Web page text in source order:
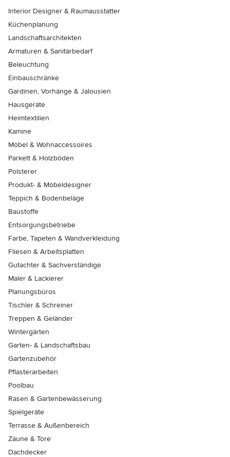
Interior Designer & Raumausstatter
Küchenplanung
Landschaftsarchitekten
Armaturen & Sanitärbedarf
Beleuchtung
Einbauschränke
Gardinen, Vorhänge & Jalousien
Hausgeräte
Heimtextilien
Kamine
Möbel & Wohnaccessoires
Parkett & Holzböden
Polsterer
Produkt- & Möbeldesigner
Teppich & Bodenbeläge
Baustoffe
Entsorgungsbetriebe
Farbe, Tapeten & Wandverkleidung
Fliesen & Arbeitsplatten
Gutachter & Sachverständige
Maler & Lackierer
Planungsbüros
Tischler & Schreiner
Treppen & Geländer
Wintergärten
Garten- & Landschaftsbau
Gartenzubehör
Pflasterarbeiten
Poolbau
Rasen & Gartenbewässerung
Spielgeräte
Terrasse & Außenbereich
Zäune & Tore
Dachdecker